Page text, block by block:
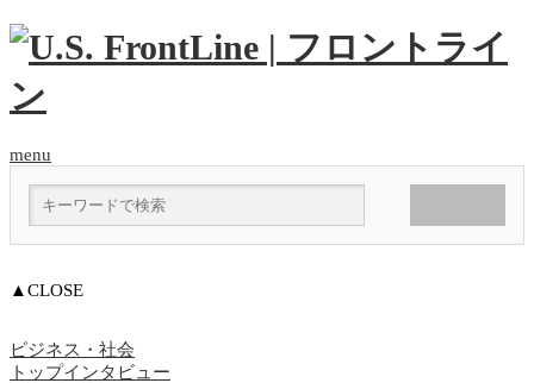
menu
▲CLOSE
ビジネス・社会
トップインタビュー